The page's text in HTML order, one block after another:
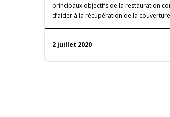
principaux objectifs de la restauration
d’aider à la récupération de la
2 juillet 2020